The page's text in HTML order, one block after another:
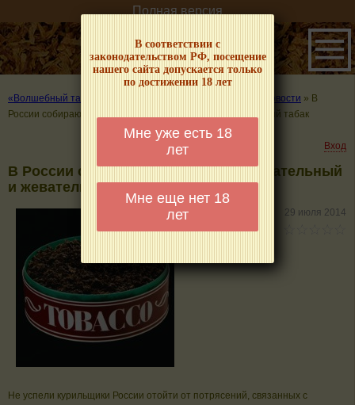
В соответствии с
законодательством РФ, посещение
нашего сайта допускается только
по достижении 18 лет
Мне уже есть 18
лет
Мне еще нет 18
лет
Полная версия
«Волшебный табачок» – о табаке и курении Табачные новости » В
России собираются запретить нюхательный и жевательный табак
Вход
В России собираются запретить нюхательный
и жевательный табак
29 июля 2014
Не успели курильщики России отойти от потрясений, связанных с